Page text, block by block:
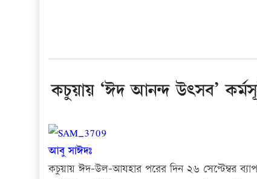
কচুয়ায় ‘ঈদ আনন্দ উৎসব’
আবু সাঈদঃ
কচুয়ায় ঈদ-উল-আযহার পরের দিন ২৬ সেপ্টেম্বর